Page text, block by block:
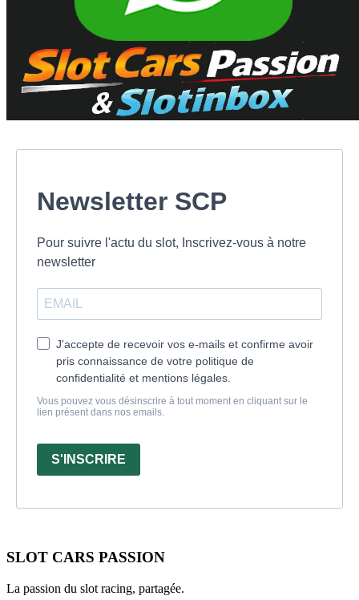
Newsletter SCP
Pour suivre l'actu du slot, Inscrivez-vous à notre
newsletter
J'accepte de recevoir vos e-mails et confirme avoir
pris connaissance de votre politique de
confidentialité et mentions légales.
Vous pouvez vous désinscrire à tout moment en cliquant sur le
lien présent dans nos emails.
S'INSCRIRE
SLOT CARS PASSION
La passion du slot racing, partagée.